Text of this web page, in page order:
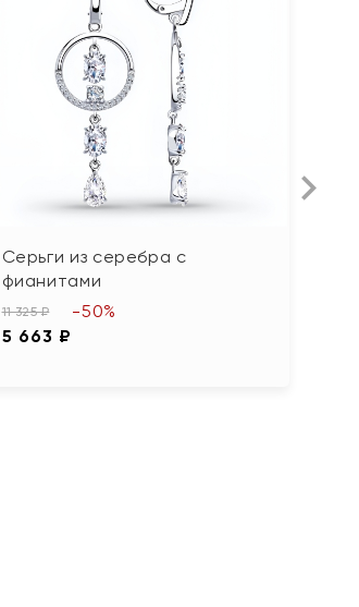
Серьги из серебра с
фианитами
11 325 ₽
5 663 ₽
-50%